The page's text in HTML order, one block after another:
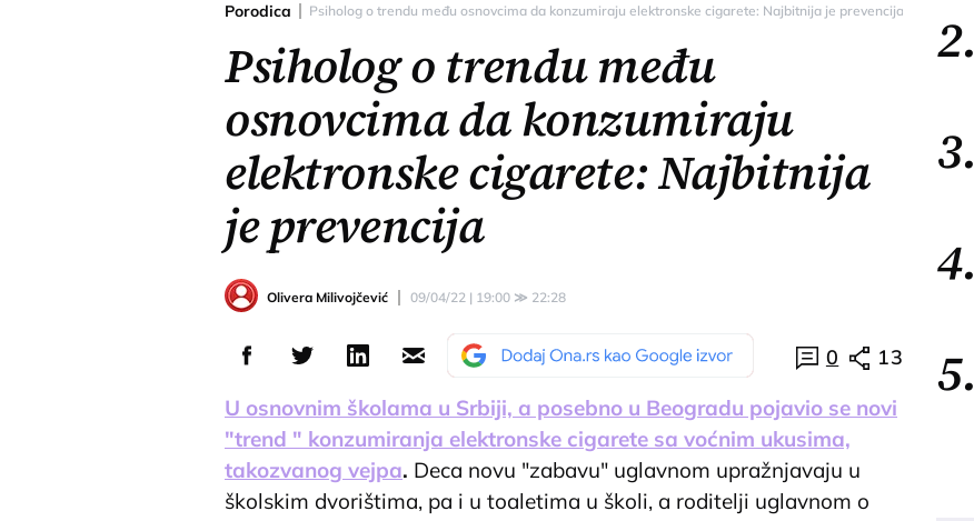
Porodica Psiholog o trendu među osnovcima da konzumiraju elektronske cigarete: Najbitnija je prevencija - Ona.rs
Psiholog o trendu među
osnovcima da konzumiraju
elektronske cigarete: Najbitnija
je prevencija
Olivera Milivojčević 09/04/22 | 19:00 ≫ 22:28
0 13
U osnovnim školama u Srbiji, a posebno u Beogradu pojavio se novi
"trend " konzumiranja elektronske cigarete sa voćnim ukusima,
takozvanog vejpa. Deca novu "zabavu" uglavnom upražnjavaju u
školskim dvorištima, pa i u toaletima u školi, a roditelji uglavnom o
2.
3.
4.
5.